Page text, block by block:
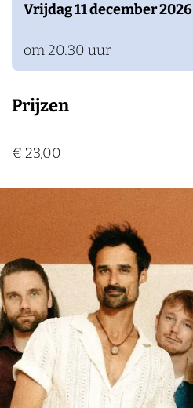
Vrijdag 11 december 2026
om 20.30 uur
Prijzen
€ 23,00